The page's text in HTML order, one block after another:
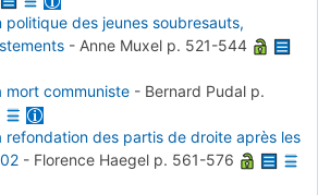
des jeunes soubresauts,
- Anne Muxel p. 521-544
mort communiste - Bernard Pudal p.
refondation des partis de droite après les
- Florence Haegel p. 561-576